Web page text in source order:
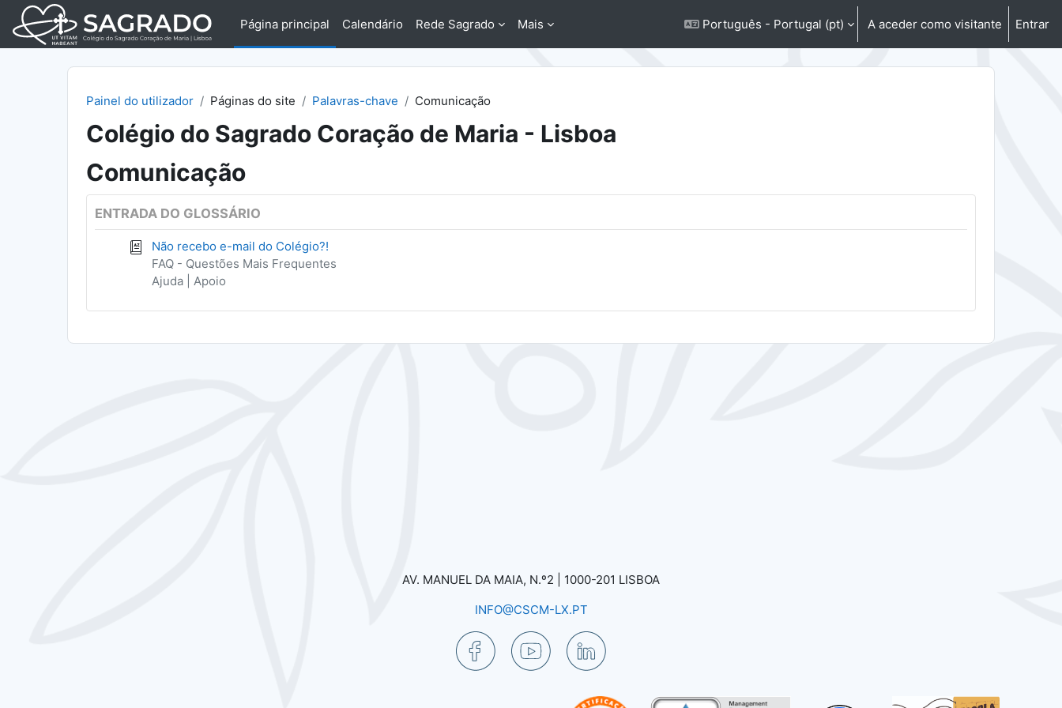
Ir para o conteúdo principal
Página principal
Calendário Rede Sagrado Mais Português - Portugal ‎(pt)‎ A aceder como visitante Entrar
Painel do utilizador Páginas do site Palavras-chave Comunicação
Colégio do Sagrado Coração de Maria - Lisboa
Comunicação
ENTRADA DO GLOSSÁRIO
Não recebo e-mail do Colégio?!
FAQ - Questões Mais Frequentes
Ajuda | Apoio
AV. MANUEL DA MAIA, N.º2 | 1000-201 LISBOA
INFO@CSCM-LX.PT